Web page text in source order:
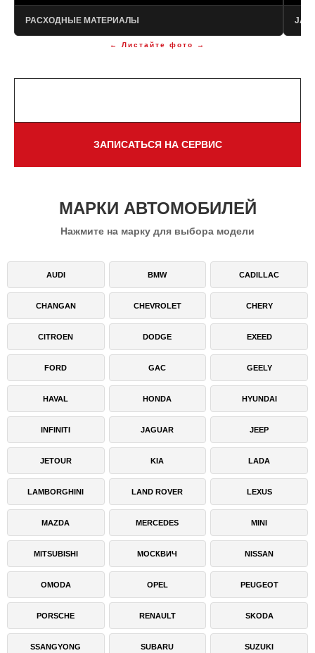
РАСХОДНЫЕ МАТЕРИАЛЫ
ЗАПИСАТЬСЯ НА СЕРВИС
МАРКИ АВТОМОБИЛЕЙ
Нажмите на марку для выбора модели
AUDI BMW CADILLAC
CHANGAN CHEVROLET CHERY
CITROEN DODGE EXEED
FORD GAC GEELY
HAVAL HONDA HYUNDAI
INFINITI JAGUAR JEEP
JETOUR KIA LADA
LAMBORGHINI LAND ROVER LEXUS
MAZDA MERCEDES MINI
MITSUBISHI МОСКВИЧ NISSAN
OMODA OPEL PEUGEOT
PORSCHE RENAULT SKODA
SSANGYONG SUBARU SUZUKI